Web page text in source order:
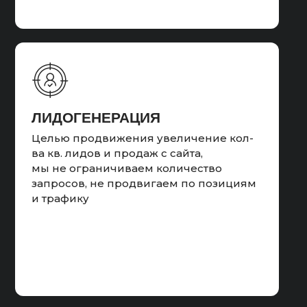
ДОБАВЛЕНИЕ
КЛЮЧЕВЫХ ФРАЗ
с органического трафика и добавление
конверсионных фраз в поисковые
фразы РК
ЛИДОГЕНЕРАЦИЯ
Целью продвижения увеличение кол-
ва кв. лидов и продаж с сайта,
мы не ограничиваем количество
запросов, не продвигаем по позициям
и трафику